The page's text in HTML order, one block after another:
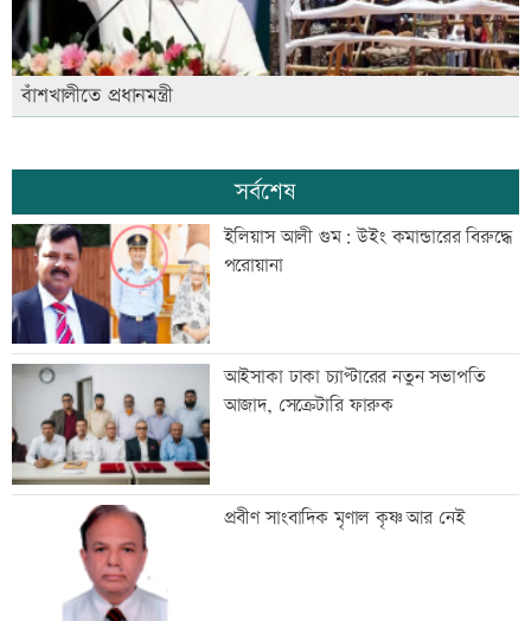
বাঁশখালীতে প্রধানমন্ত্রী
সর্বশেষ
ইলিয়াস আলী গুম: উইং কমান্ডারের বিরুদ্ধে
পরোয়ানা
আইসাকা ঢাকা চ্যাপ্টারের নতুন সভাপতি
আজাদ, সেক্রেটারি ফারুক
প্রবীণ সাংবাদিক মৃণাল কৃষ্ণ আর নেই